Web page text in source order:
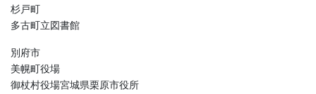
杉戸町
多古町立図書館
別府市
美幌町役場
御杖村役場宮城県栗原市役所